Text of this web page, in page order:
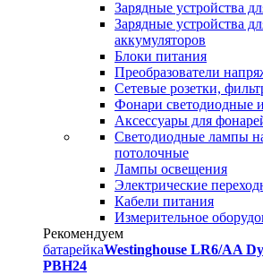
Зарядные устройства
Зарядные устройства
аккумуляторов
Блоки питания
Преобразователи
Сетевые розетки,
Фонари светодиодные
Аксессуары для
Светодиодные лампы
потолочные
Лампы освещения
Электрические
Кабели питания
Измерительное
Рекомендуем
батарейкаWestinghouse LR6/AA
PBH24